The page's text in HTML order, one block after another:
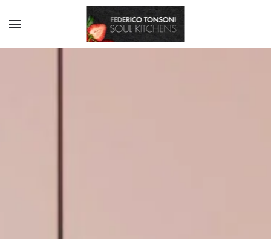
Skip to main content